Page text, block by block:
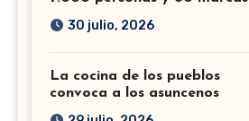
30 julio, 2026
La cocina de los pueblos
convoca a los asuncenos